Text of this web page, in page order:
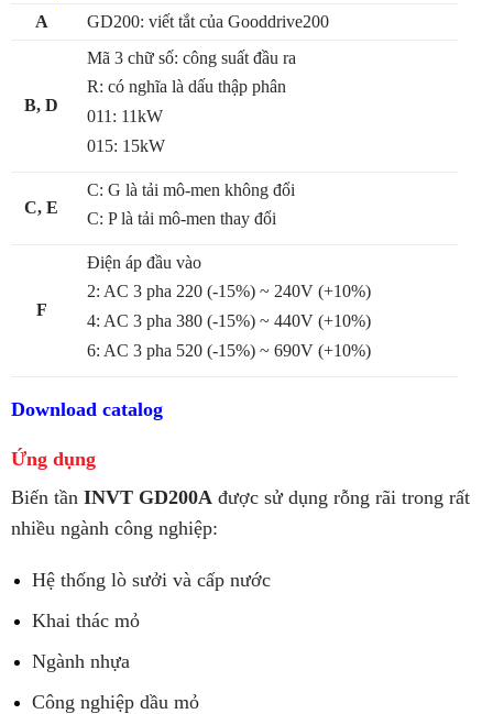
A GD200: viết tắt của Gooddrive200
B, D
Mã 3 chữ số: công suất đầu ra
R: có nghĩa là dấu thập phân
011: 11kW
015: 15kW
C, E
C: G là tải mô-men không đổi
C: P là tải mô-men thay đổi
F
Điện áp đầu vào
2: AC 3 pha 220 (-15%) ~ 240V (+10%)
4: AC 3 pha 380 (-15%) ~ 440V (+10%)
6: AC 3 pha 520 (-15%) ~ 690V (+10%)
Download catalog
Ứng dụng
Biến tần INVT GD200A được sử dụng rỗng rãi trong rất
nhiều ngành công nghiệp:
Hệ thống lò sưởi và cấp nước
Khai thác mỏ
Ngành nhựa
Công nghiệp dầu mỏ